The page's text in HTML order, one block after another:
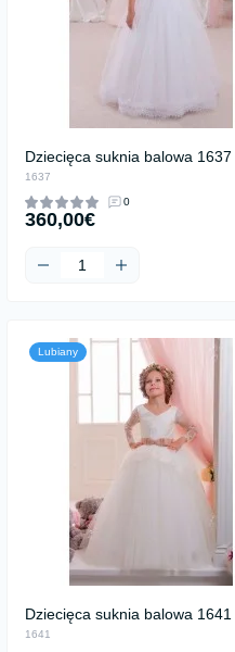
Dziecięca suknia balowa 1637
1637
0
360,00€
Lubiany
Dziecięca suknia balowa 1641
1641